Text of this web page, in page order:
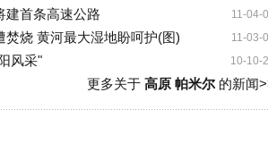
11-04-
建首条高速公路
11-03-
焚烧 黄河最大湿地盼呵护(图)
10-10-
风采"
更多关于 高原 帕米尔的新闻